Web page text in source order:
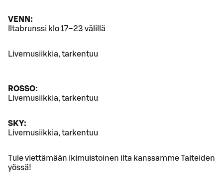
VENN:
Iltabrunssi klo 17–23 välillä
Livemusiikkia, tarkentuu
ROSSO:
Livemusiikkia, tarkentuu
SKY:
Livemusiikkia, tarkentuu
Tule viettämään ikimuistoinen ilta kanssamme Taiteiden
yössä!